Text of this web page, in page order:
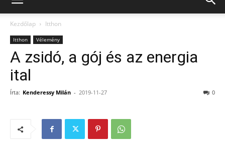
Kezdőlap Itthon
Itthon Vélemény
A zsidó, a gój és az energia
ital
Írta: Kenderessy Milán - 2019-11-27 0